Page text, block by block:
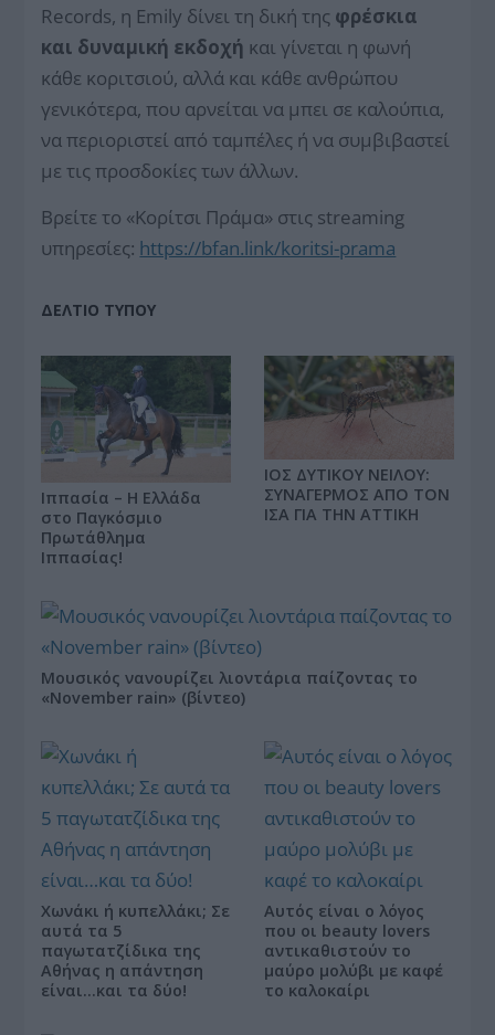
Records, η Emily δίνει τη δική της φρέσκια
και δυναμική εκδοχή και γίνεται η φωνή
κάθε κοριτσιού, αλλά και κάθε ανθρώπου
γενικότερα, που αρνείται να μπει σε καλούπια,
να περιοριστεί από ταμπέλες ή να συμβιβαστεί
με τις προσδοκίες των άλλων.
Βρείτε το «Κορίτσι Πράμα» στις streaming
υπηρεσίες: https://bfan.link/koritsi-prama
ΔΕΛΤΙΟ ΤΥΠΟΥ
Ιππασία – Η Ελλάδα
στο Παγκόσμιο
Πρωτάθλημα
Ιππασίας!
ΙΟΣ ΔΥΤΙΚΟΥ ΝΕΙΛΟΥ:
ΣΥΝΑΓΕΡΜΟΣ ΑΠΟ ΤΟΝ
ΙΣΑ ΓΙΑ ΤΗΝ ΑΤΤΙΚΗ
Μουσικός νανουρίζει λιοντάρια παίζοντας το
«November rain» (βίντεο)
Χωνάκι ή κυπελλάκι; Σε
αυτά τα 5
παγωτατζίδικα της
Αθήνας η απάντηση
είναι…και τα δύο!
Αυτός είναι ο λόγος
που οι beauty lovers
αντικαθιστούν το
μαύρο μολύβι με καφέ
το καλοκαίρι